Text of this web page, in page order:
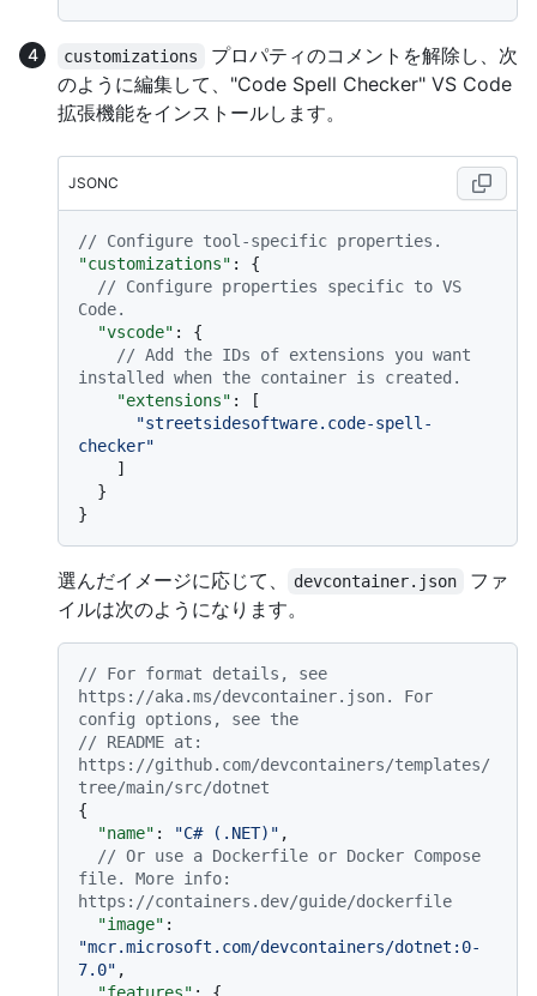
customizations
プロパティのコメントを解除し、次
のように編集して、"Code Spell Checker" VS Code
拡張機能をインストールします。
JSONC
// Configure tool-specific properties.
"customizations" :
{
// Configure properties specific to VS
Code.
"vscode" :
{
// Add the IDs of extensions you want
installed when the container is created.
"extensions" :
[
"streetsidesoftware.code-spell-
checker"
]
}
}
選んだイメージに応じて、 devcontainer.json
ファ
イルは次のようになります。
// For format details, see
https://aka.ms/devcontainer.json. For
config options, see the
// README at:
https://github.com/devcontainers/templates/
tree/main/src/dotnet
{
"name" : "C# (.NET)" ,
// Or use a Dockerfile or Docker Compose
file. More info:
https://containers.dev/guide/dockerfile
"image" :
"mcr.microsoft.com/devcontainers/dotnet:0-
7.0" ,